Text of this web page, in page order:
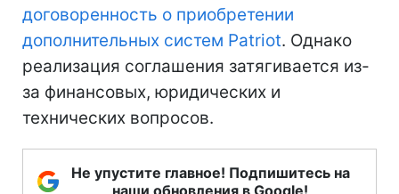
договоренность о приобретении
дополнительных систем Patriot. Однако
реализация соглашения затягивается из-
за финансовых, юридических и
технических вопросов.
Не упустите главное! Подпишитесь на
наши обновления в Google!